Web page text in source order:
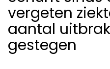
vergeten
aantal
gestegen